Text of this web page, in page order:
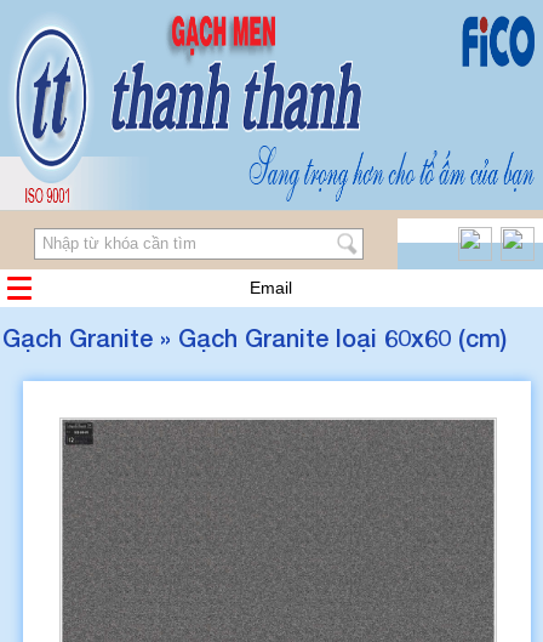
Email
Gạch Granite » Gạch Granite loại 60x60 (cm)